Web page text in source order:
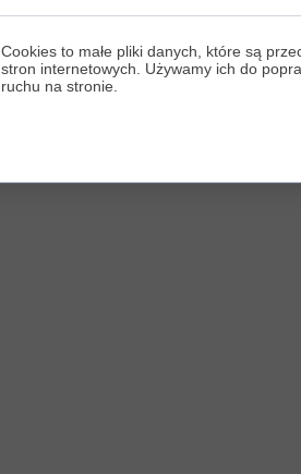
Cookies to małe pliki danych, które są
stron internetowych. Używamy ich do
ruchu na stronie.